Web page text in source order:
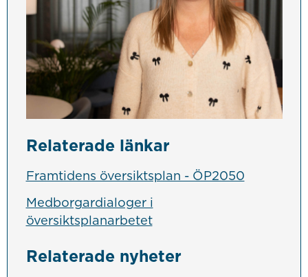
Relaterade länkar
Framtidens översiktsplan - ÖP2050
Medborgardialoger i
översiktsplanarbetet
Relaterade nyheter